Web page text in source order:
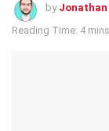
by
Reading Time: 4